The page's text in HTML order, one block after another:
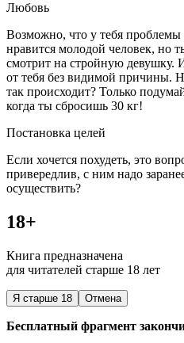
Любовь
Возможно, что у тебя
нравится молодой человек, но
смотрит на стройную девушку.
от тебя без видимой причины.
так происходит? Только
когда ты сбросишь 30 кг!
Постановка целей
Если хочется похудеть, это
привередлив, с ним надо
осуществить?
18+
Книга предназначена
для читателей старше 18 лет
Я старше 18 Отмена
Бесплатный фрагмент